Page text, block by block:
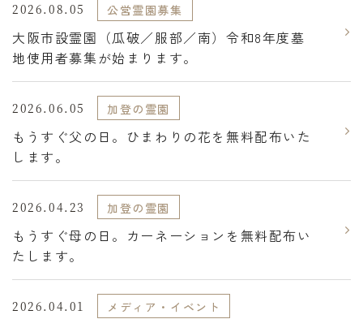
2026.08.05 公営霊園募集
大阪市設霊園（瓜破／服部／南）令和8年度墓
地使用者募集が始まります。
2026.06.05 加登の霊園
もうすぐ父の日。ひまわりの花を無料配布いた
します。
2026.04.23 加登の霊園
もうすぐ母の日。カーネーションを無料配布い
たします。
2026.04.01 メディア・イベント